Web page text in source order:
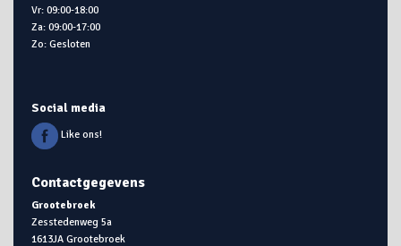
Vr: 09:00-18:00
Za: 09:00-17:00
Zo: Gesloten
Social media
Like ons!
Contactgegevens
Grootebroek
Zesstedenweg 5a
1613JA Grootebroek